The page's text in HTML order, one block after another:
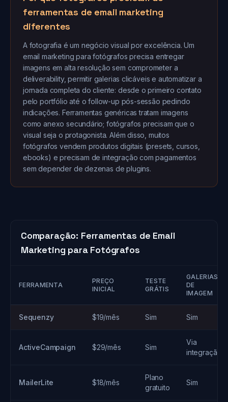
ferramentas de email marketing
diferentes
A fotografia é um negócio visual por excelência. Um
email marketing para fotógrafos precisa entregar
imagens em alta resolução sem comprometer a
deliverability, permitir galerias clicáveis e automatizar a
jornada completa do cliente: desde o primeiro contato
pelo portfólio até o follow-up pós-sessão pedindo
indicações. Ferramentas genéricas tratam imagens
como anexo secundário; fotógrafos precisam que o
visual seja o protagonista. Além disso, muitos
fotógrafos vendem produtos digitais (presets, cursos,
ebooks) e precisam de integração com pagamentos
sem depender de dezenas de plugins.
Comparação: Ferramentas de Email
Marketing para Fotógrafos
FERRAMENTA
PREÇO
INICIAL
TESTE
GRÁTIS
GALERIAS
DE
IMAGEM
Sequenzy $19/mês Sim Sim
ActiveCampaign $29/mês Sim
Via
integração
MailerLite $18/mês
Plano
gratuito
Sim